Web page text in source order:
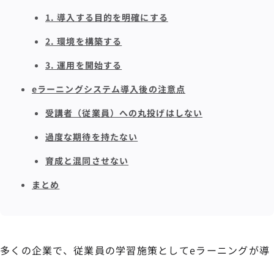
1. 導入する目的を明確にする
2. 環境を構築する
3. 運用を開始する
eラーニングシステム導入後の注意点
受講者（従業員）への丸投げはしない
過度な期待を持たない
育成と混同させない
まとめ
多くの企業で、従業員の学習施策としてeラーニングが導